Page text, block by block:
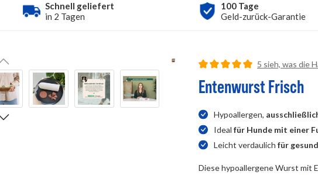
Schnell geliefert
in 2 Tagen
100 Tage
Geld-zurück-Garantie
5 sieh, was die
Entenwurst Frisch
Hypoallergen,
Ideal für Hunde mit einer
Leicht verdaulich für
Diese hypoallergene Wurst mit